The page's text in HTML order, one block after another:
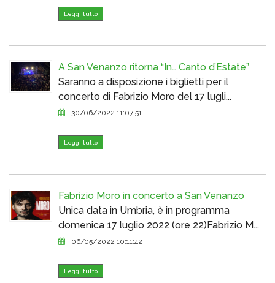
Leggi tutto
A San Venanzo ritorna “In… Canto d’Estate”
Saranno a disposizione i biglietti per il
concerto di Fabrizio Moro del 17 lugli...
30/06/2022 11:07:51
Leggi tutto
Fabrizio Moro in concerto a San Venanzo
Unica data in Umbria, è in programma
domenica 17 luglio 2022 (ore 22)Fabrizio M...
06/05/2022 10:11:42
Leggi tutto